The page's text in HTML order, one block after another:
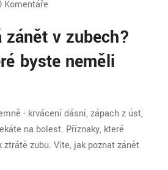
Komentáře
v zubech?
byste neměli
- krvácení dásní, zápach z úst,
na bolest. Příznaky, které
zubu. Víte, jak poznat zánět